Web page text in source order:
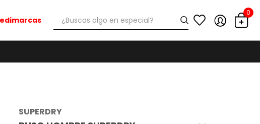
¿Buscas algo en especial? 0
SUPERDRY